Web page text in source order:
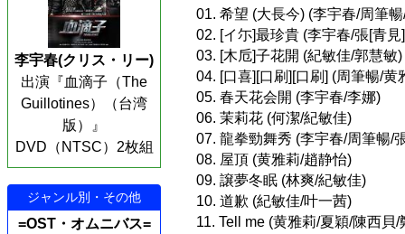
李宇春(クリス・リー)
出演『血滴子（The
Guillotines）（台湾
版）』
DVD（NTSC）2枚組
ジャンル別・その他
=OST・オムニバス=
01. 希望 (大長今) (李宇春/周筆
02. [イ尓]最珍貴 (李宇春/張[青見
03. [木卮]子花開 (紀敏佳/郭慧敏)
04. [口喜][口刷][口刷] (周筆暢/黄
05. 春天花会開 (李宇春/李娜)
06. 茉莉花 (何潔/紀敏佳)
07. 龍拳勁舞秀 (李宇春/周筆暢/
08. 屋頂 (黄雅莉/趙静怡)
09. 譲夢冬眠 (林爽/紀敏佳)
10. 道歉 (紀敏佳/叶一茜)
11. Tell me (黄雅莉/夏穎/陳西貝